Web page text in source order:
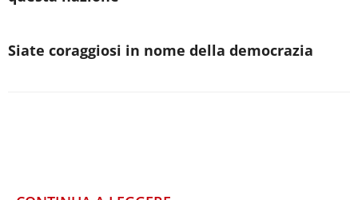
Siate coraggiosi in nome della democrazia